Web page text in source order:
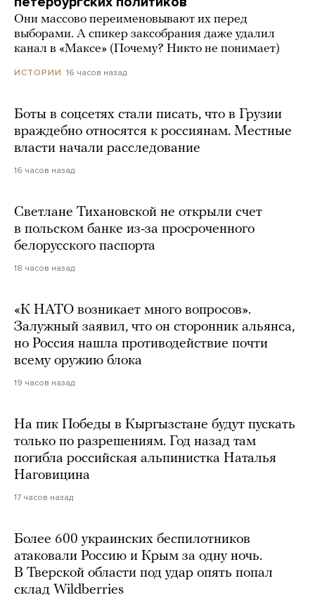
Они массово переименовывают их перед
выборами. А спикер заксобрания даже удалил
канал в «Максе» (Почему? Никто не понимает)
ИСТОРИИ 16 часов назад
Боты в соцсетях стали писать, что в Грузии
враждебно относятся к россиянам. Местные
власти начали расследование
16 часов назад
Светлане Тихановской не открыли счет
в польском банке из-за просроченного
белорусского паспорта
18 часов назад
«К НАТО возникает много вопросов».
Залужный заявил, что он сторонник альянса,
но Россия нашла противодействие почти
всему оружию блока
19 часов назад
На пик Победы в Кыргызстане будут пускать
только по разрешениям. Год назад там
погибла российская альпинистка Наталья
Наговицина
17 часов назад
Более 600 украинских беспилотников
атаковали Россию и Крым за одну ночь.
В Тверской области под удар опять попал
склад Wildberries